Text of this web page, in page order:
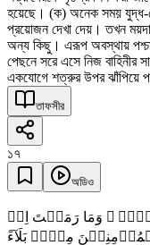
হয়েছে। (ক) অনেক সময় যুদ্ধ-
প্রয়োজন দেখা দেয়। তখন
অন্য কিছু। এরূপ অবস্থায়
পেছনে সরে এসে নিজ বাহিনীর
একযোগে শত্রুর উপর ঝাঁপিয়ে
তাফসীর
১৭
অডিও
وَمَا رَمَیۡتَ اِذۡ
مِنۡہُ بَلَآءً